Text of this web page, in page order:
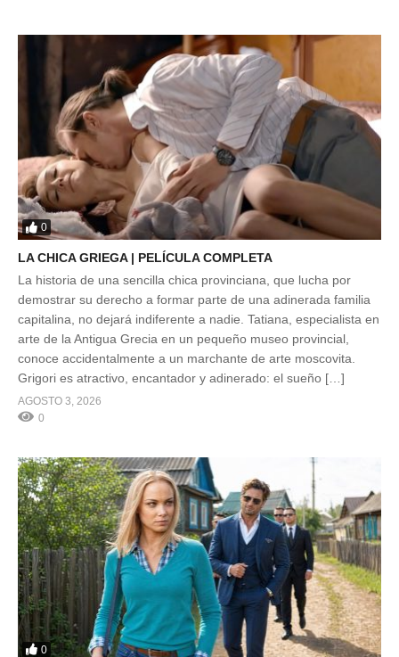
0
LA CHICA GRIEGA | PELÍCULA COMPLETA
La historia de una sencilla chica provinciana, que lucha por
demostrar su derecho a formar parte de una adinerada familia
capitalina, no dejará indiferente a nadie. Tatiana, especialista en
arte de la Antigua Grecia en un pequeño museo provincial,
conoce accidentalmente a un marchante de arte moscovita.
Grigori es atractivo, encantador y adinerado: el sueño […]
AGOSTO 3, 2026
0
0